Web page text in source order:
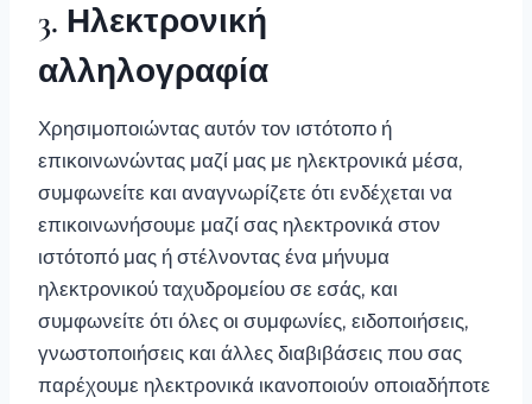
3. Ηλεκτρονική
αλληλογραφία
Χρησιμοποιώντας αυτόν τον ιστότοπο ή
επικοινωνώντας μαζί μας με ηλεκτρονικά μέσα,
συμφωνείτε και αναγνωρίζετε ότι ενδέχεται να
επικοινωνήσουμε μαζί σας ηλεκτρονικά στον
ιστότοπό μας ή στέλνοντας ένα μήνυμα
ηλεκτρονικού ταχυδρομείου σε εσάς, και
συμφωνείτε ότι όλες οι συμφωνίες, ειδοποιήσεις,
γνωστοποιήσεις και άλλες διαβιβάσεις που σας
παρέχουμε ηλεκτρονικά ικανοποιούν οποιαδήποτε